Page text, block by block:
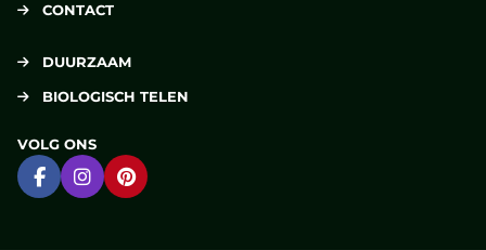
CONTACT
DUURZAAM
BIOLOGISCH TELEN
VOLG ONS
Ga naar Facebook
Ga naar Instagram
Ga naar Pinterest